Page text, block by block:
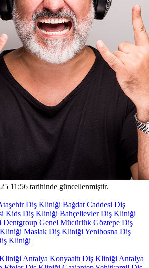
11:56 tarihinde güncellenmiştir.
Diş Kliniği Bağdat Caddesi Diş
Kids Diş Kliniği Bahçelievler Diş Kliniği
Dentgroup Genel Müdürlük Göztepe Diş
Maslak Diş Kliniği Yenibosna Diş
Kliniği
Antalya Konyaaltı Diş Kliniği Antalya